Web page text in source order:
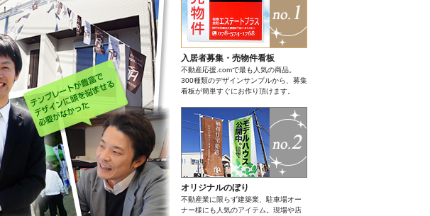
入居者募集・売物件看板
不動産応援.comで最も人気の商品。
300種類のデザインサンプルから、募集
看板が簡単すぐにお作り頂けます。
オリジナルのぼり
不動産業に限らず建築業、駐車場オー
ナー様にも人気のアイテム。現場や店